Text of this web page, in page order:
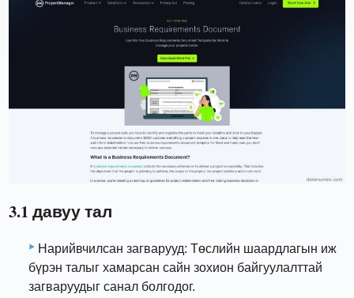
3.1 давуу тал
Нарийвчилсан загварууд: Төслийн шаардлагын иж
бүрэн талыг хамарсан сайн зохион байгуулалттай
загваруудыг санал болгодог.